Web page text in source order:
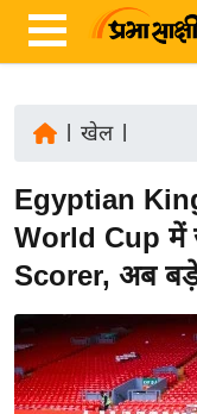
ज़ा
ख
ब
र
रा
ष्ट्री
य
खेल|
Egyptian
World Cup में
Scorer, अब